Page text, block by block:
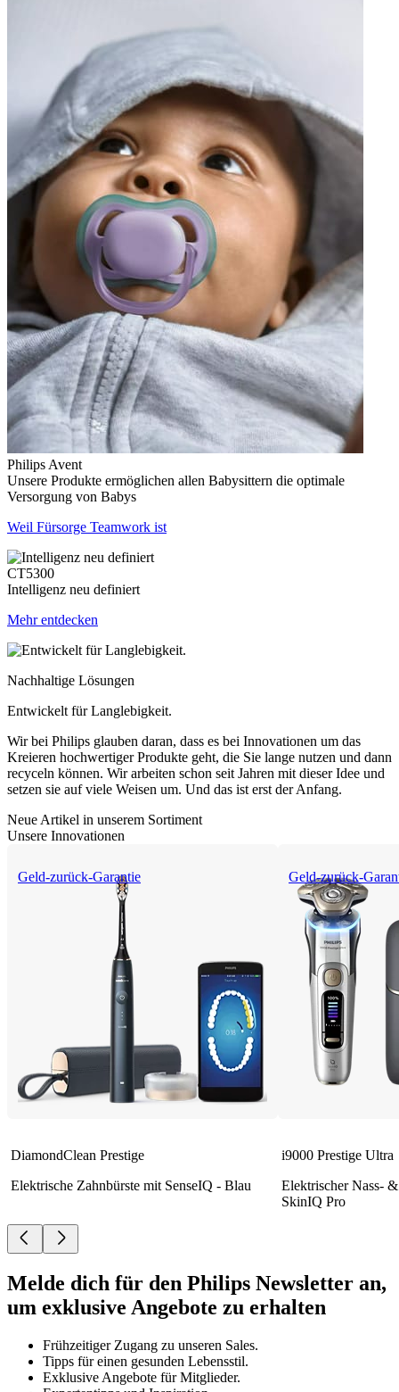
Philips Avent
Unsere Produkte ermöglichen allen Babysittern die optimale
Versorgung von Babys
Weil Fürsorge Teamwork ist
CT5300
Intelligenz neu definiert
Mehr entdecken
Nachhaltige Lösungen
Entwickelt für Langlebigkeit.
Wir bei Philips glauben daran, dass es bei Innovationen um das
Kreieren hochwertiger Produkte geht, die Sie lange nutzen und dann
recyceln können. Wir arbeiten schon seit Jahren mit dieser Idee und
setzen sie auf viele Weisen um. Und das ist erst der Anfang.
Neue Artikel in unserem Sortiment
Unsere Innovationen
Geld-zurück-Garantie
DiamondClean Prestige
Elektrische Zahnbürste mit SenseIQ - Blau
Geld-zurück-
i9000 Prestige Ultra
Elektrischer Nass-
SkinIQ Pro
Melde dich für den Philips Newsletter an,
um exklusive Angebote zu erhalten
Frühzeitiger Zugang zu unseren Sales.
Tipps für einen gesunden Lebensstil.
Exklusive Angebote für Mitglieder.